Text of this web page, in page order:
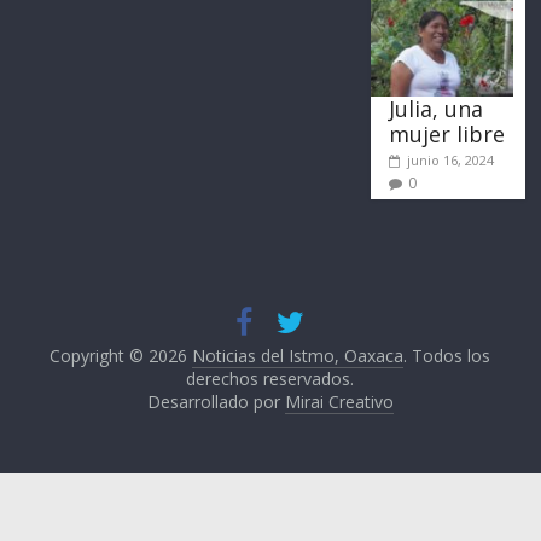
Julia, una
mujer libre
junio 16, 2024
0
Copyright © 2026 Noticias del Istmo, Oaxaca. Todos los
derechos reservados.
Desarrollado por Mirai Creativo